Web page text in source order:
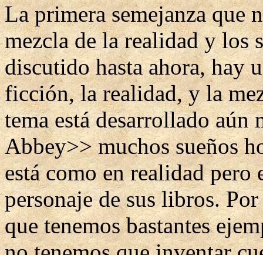
La primera semejanza que
mezcla de la realidad y los
discutido hasta ahora, hay
ficción, la realidad, y la
tema está desarrollado aún
Abbey>> muchos sueños
está como en realidad pero
personaje de sus libros.
que tenemos bastantes